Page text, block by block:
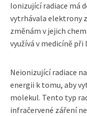
Ionizující radiace má
vytrhávala elektrony
změnám v jejich
využívá v medicíně
Neionizující radiace
energii k tomu, aby
molekul. Tento typ
infračervené záření